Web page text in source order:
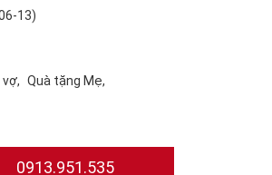
13)
vợ
Quà tặng Mẹ
0913.951.535